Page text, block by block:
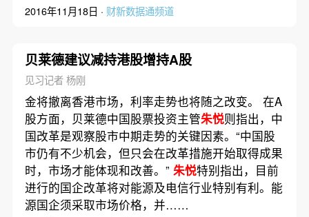
2016年11月18日 · 财新数据通频道
贝莱德建议减持港股增持A股
见习记者 杨刚
金将撤离香港市场，利率走势也将随之改变。 在A
股方面，贝莱德中国股票投资主管朱悦则指出，中
国改革是观察股市中期走势的关键因素。“中国股
市仍有不少机会，但只会在改革措施开始取得成果
时，市场才能体现和改善。” 朱悦特别指出，目前
进行的国企改革将对能源及电信行业特别有利。能
源国企须采取市场价格，并……